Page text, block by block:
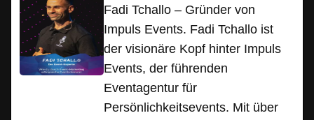
Fadi Tchallo – Gründer von
Impuls Events. Fadi Tchallo ist
der visionäre Kopf hinter Impuls
Events, der führenden
Eventagentur für
Persönlichkeitsevents. Mit über